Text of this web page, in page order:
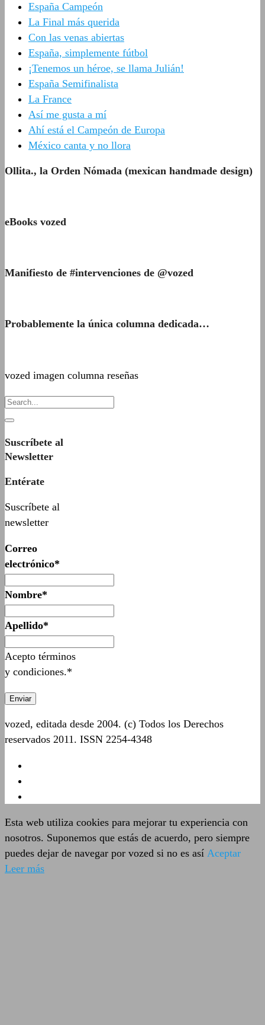
España Campeón
La Final más querida
Con las venas abiertas
España, simplemente fútbol
¡Tenemos un héroe, se llama Julián!
España Semifinalista
La France
Así me gusta a mí
Ahí está el Campeón de Europa
México canta y no llora
Ollita., la Orden Nómada (mexican handmade design)
eBooks vozed
Manifiesto de #intervenciones de @vozed
Probablemente la única columna dedicada…
vozed imagen columna reseñas
Suscríbete al
Newsletter
Entérate
Suscríbete al
newsletter
Correo
electrónico*
Nombre*
Apellido*
Acepto términos
y condiciones.*
vozed, editada desde 2004. (c) Todos los Derechos
reservados 2011. ISSN 2254-4348
Esta web utiliza cookies para mejorar tu experiencia con
nosotros. Suponemos que estás de acuerdo, pero siempre
puedes dejar de navegar por vozed si no es así Aceptar
Leer más